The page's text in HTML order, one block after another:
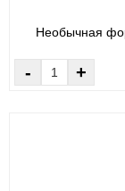
Необычная
- +